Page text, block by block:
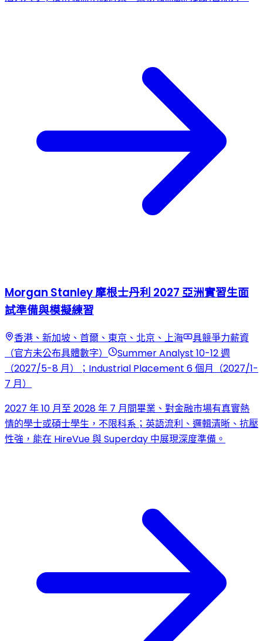
Morgan Stanley 摩根士丹利 2027 亞洲實習生面
試準備與模擬練習
香港、新加坡、首爾、東京、北京、上海
具競爭力薪資
（官方未公布具體數字）
Summer Analyst 10-12 週
（2027/5-8 月）；Industrial Placement 6 個月（2027/1-
7 月）
2027 年 10 月至 2028 年 7 月間畢業、對金融市場有真實熱
情的學士或碩士學生，不限科系；英語流利、邏輯清晰、抗壓
性強，能在 HireVue 與 Superday 中展現深度準備。